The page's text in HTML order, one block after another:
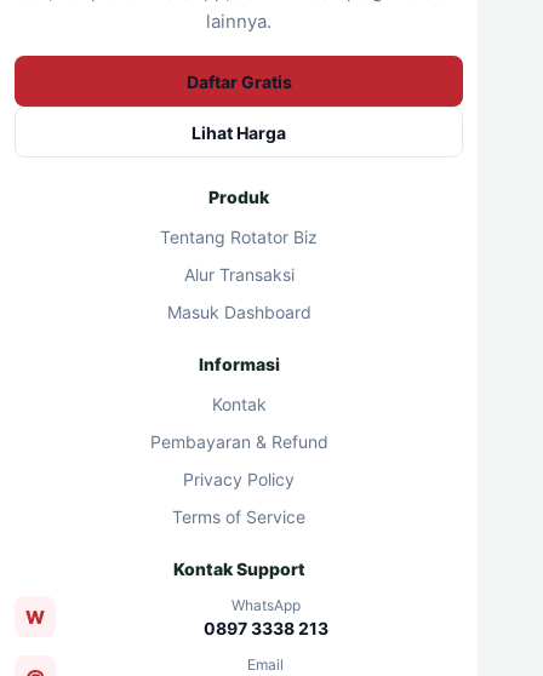
lainnya.
Daftar Gratis
Lihat Harga
Produk
Tentang Rotator Biz
Alur Transaksi
Masuk Dashboard
Informasi
Kontak
Pembayaran & Refund
Privacy Policy
Terms of Service
Kontak Support
W WhatsApp
0897 3338 213
Email